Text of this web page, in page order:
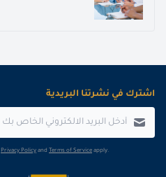
اشترك في نشرتنا البريدية
Privacy Policy and Terms of Service apply.